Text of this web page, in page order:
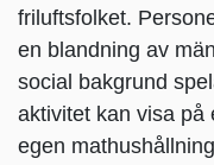
friluftsfolket.
en blandning av
social bakgrund
aktivitet kan visa på
egen